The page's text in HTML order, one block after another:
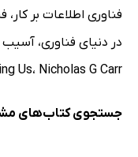
فناوری اطلاعات بر کار ،
در دنیای فناوری، آسیب
Us، Nicholas G Carr
جستجوی کتاب‌های